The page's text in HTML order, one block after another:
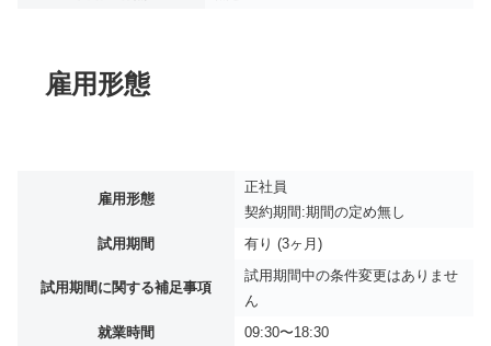
雇用形態
雇用形態
正社員
契約期間:期間の定め無し
試用期間
有り (3ヶ月)
試用期間に関する補足事項
試用期間中の条件変更はありませ
ん
就業時間
09:30〜18:30